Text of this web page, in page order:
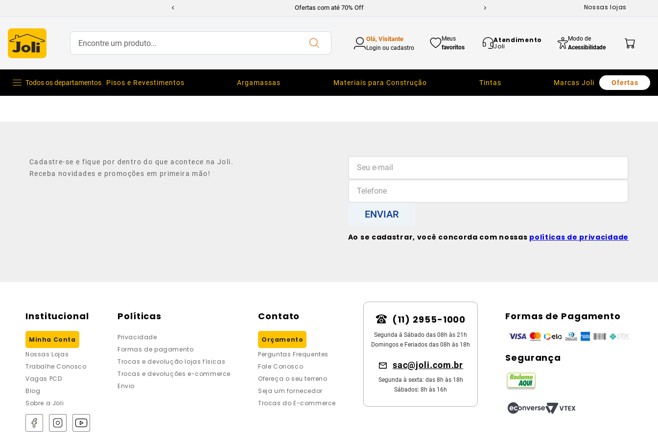
Ofertas com até 70% Off Nossas lojas
Encontre um produto... Olá, Visitante
Login ou cadastro
Meus
favoritos
Atendimento
Joli
Modo de
Acessibilidade
Todos os departamentos Pisos e Revestimentos Argamassas Materiais para Construção Tintas Marcas Joli Ofertas
Cadastre-se e fique por dentro do que acontece na Joli.
Receba novidades e promoções em primeira mão!
ENVIAR
Ao se cadastrar, você concorda com nossas políticas de privacidade
Institucional
Minha Conta
Nossas Lojas
Trabalhe Conosco
Vagas PCD
Blog
Sobre a Joli
Políticas
Privacidade
Formas de pagamento
Trocas e devolução lojas físicas
Trocas e devoluções e-commerce
Envio
Contato
Orçamento
Perguntas Frequentes
Fale Conosco
Ofereça o seu terreno
Seja um fornecedor
Trocas do E-commerce
(11) 2955-1000
Segunda à Sábado das 08h às 21h
Domingos e Feriados das 08h às 18h
sac@joli.com.br
Segunda à sexta: das 8h às 18h
Sábados: 8h às 16h
Formas de Pagamento
Segurança